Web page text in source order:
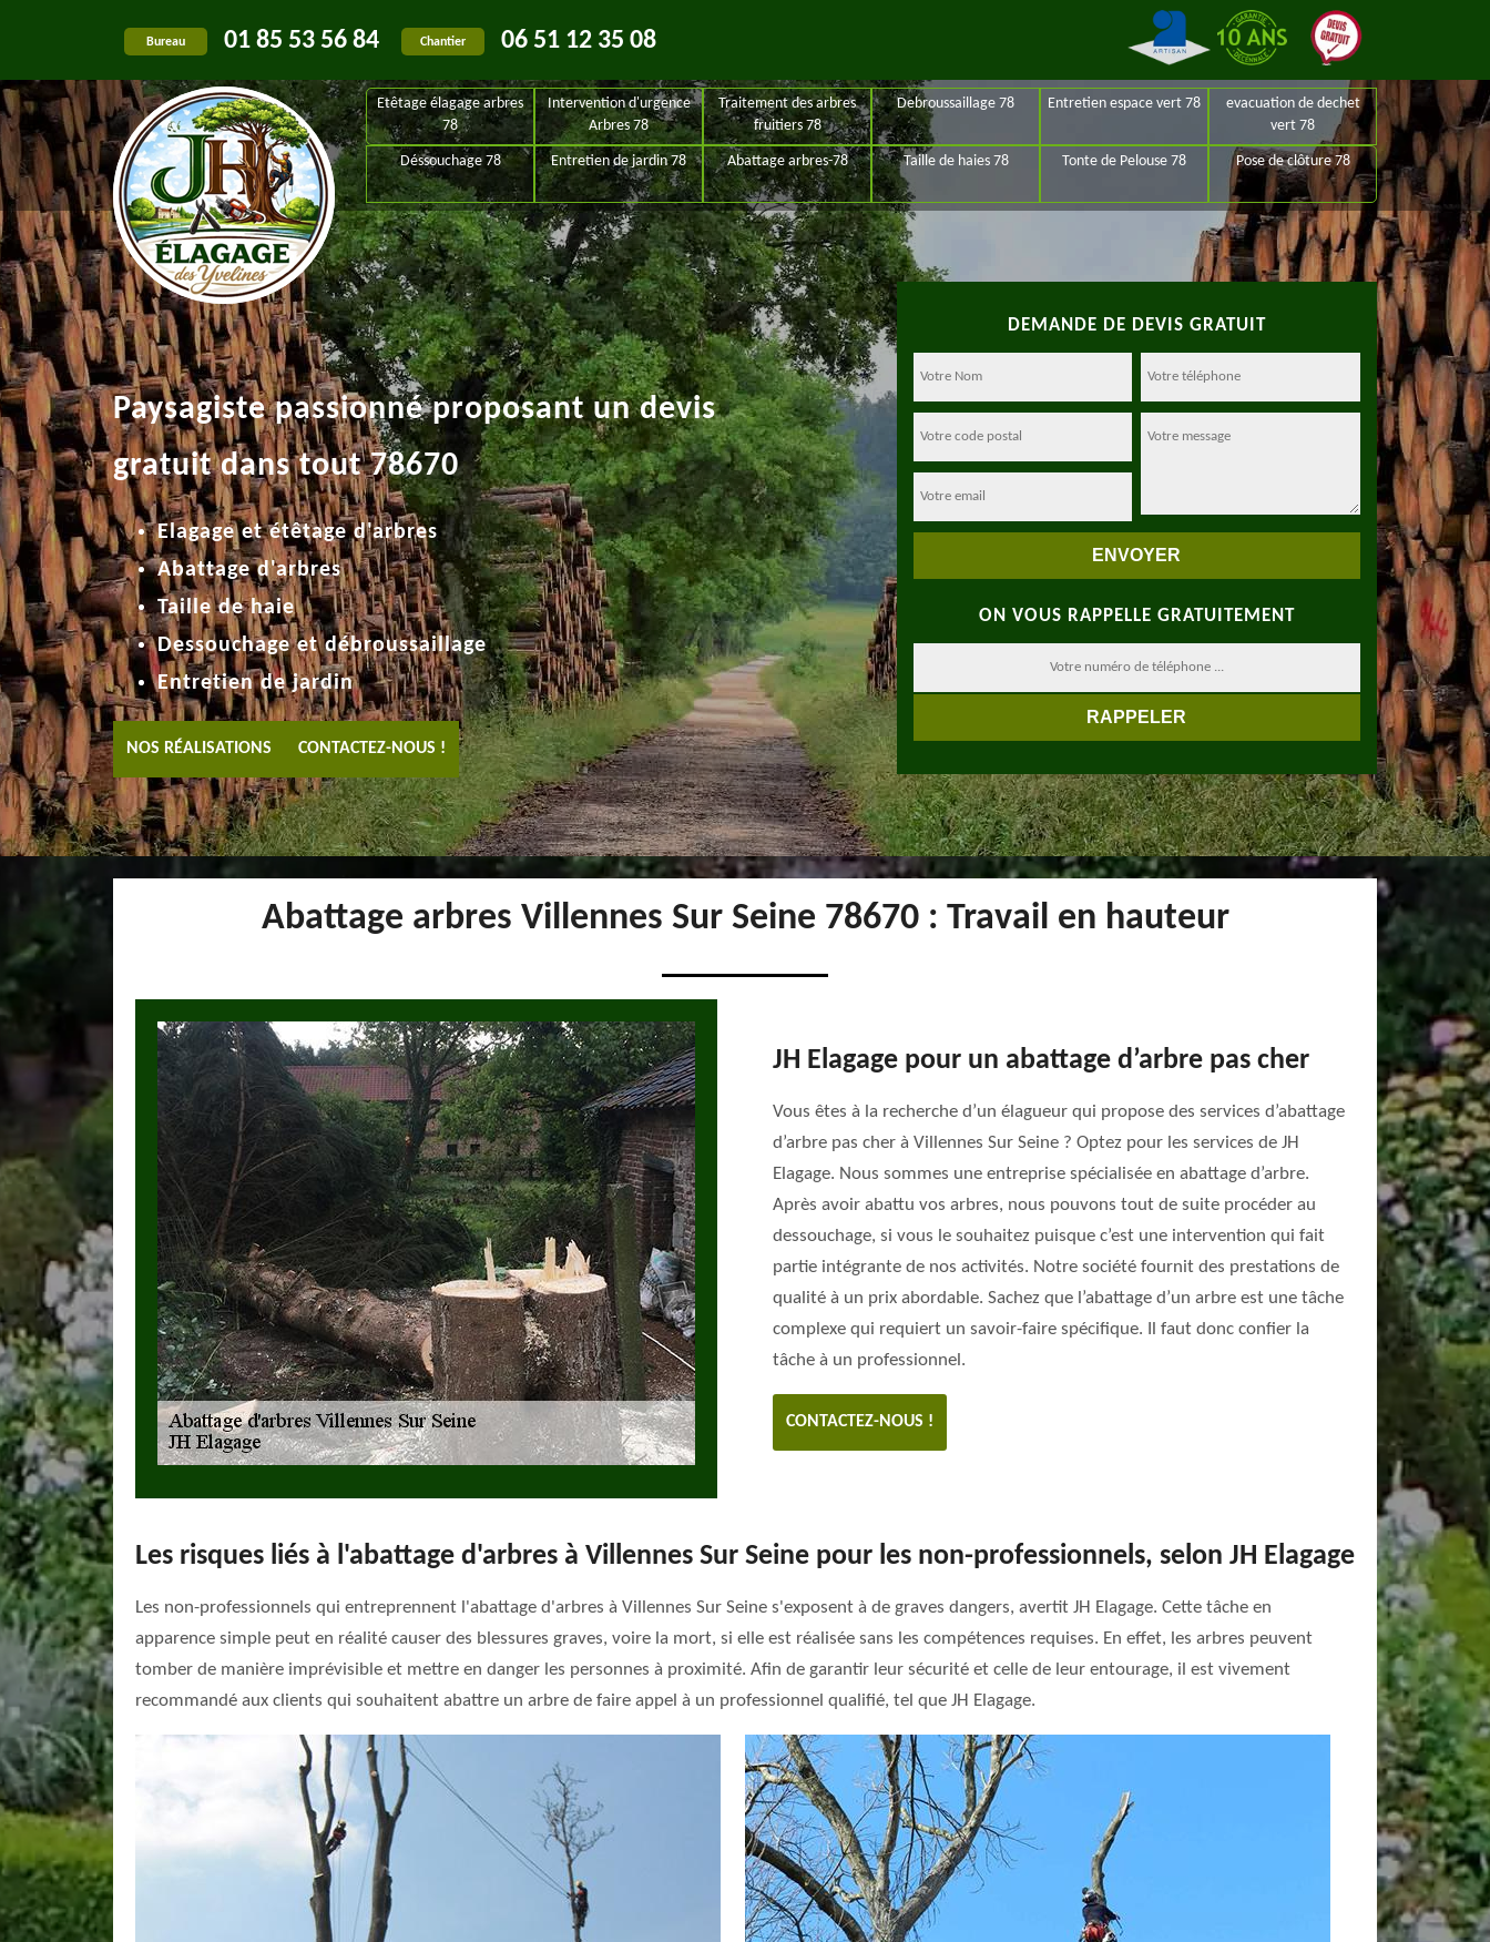
Bureau 01 85 53 56 84 Chantier 06 51 12 35 08
Etêtage élagage arbres
78
Intervention d'urgence
Arbres 78
Traitement des arbres
fruitiers 78
Debroussaillage 78 Entretien espace vert 78
evacuation de dechet
vert 78
Déssouchage 78 Entretien de jardin 78 Abattage arbres-78 Taille de haies 78 Tonte de Pelouse 78 Pose de clôture 78
DEMANDE DE DEVIS GRATUIT
ON VOUS RAPPELLE GRATUITEMENT
Paysagiste passionné proposant un devis
gratuit dans tout 78670
Elagage et étêtage d'arbres
Abattage d'arbres
Taille de haie
Dessouchage et débroussaillage
Entretien de jardin
NOS RÉALISATIONS CONTACTEZ-NOUS !
Abattage arbres Villennes Sur Seine 78670 : Travail en hauteur
JH Elagage pour un abattage d’arbre pas cher
Vous êtes à la recherche d’un élagueur qui propose des services d’abattage
d’arbre pas cher à Villennes Sur Seine ? Optez pour les services de JH
Elagage. Nous sommes une entreprise spécialisée en abattage d’arbre.
Après avoir abattu vos arbres, nous pouvons tout de suite procéder au
dessouchage, si vous le souhaitez puisque c’est une intervention qui fait
partie intégrante de nos activités. Notre société fournit des prestations de
qualité à un prix abordable. Sachez que l’abattage d’un arbre est une tâche
complexe qui requiert un savoir-faire spécifique. Il faut donc confier la
tâche à un professionnel.
CONTACTEZ-NOUS !
Les risques liés à l'abattage d'arbres à Villennes Sur Seine pour les non-professionnels, selon JH Elagage
Les non-professionnels qui entreprennent l'abattage d'arbres à Villennes Sur Seine s'exposent à de graves dangers, avertit JH Elagage. Cette tâche en
apparence simple peut en réalité causer des blessures graves, voire la mort, si elle est réalisée sans les compétences requises. En effet, les arbres peuvent
tomber de manière imprévisible et mettre en danger les personnes à proximité. Afin de garantir leur sécurité et celle de leur entourage, il est vivement
recommandé aux clients qui souhaitent abattre un arbre de faire appel à un professionnel qualifié, tel que JH Elagage.